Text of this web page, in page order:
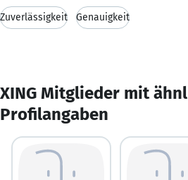
Zuverlässigkeit Genauigkeit
XING Mitglieder mit
Profilangaben